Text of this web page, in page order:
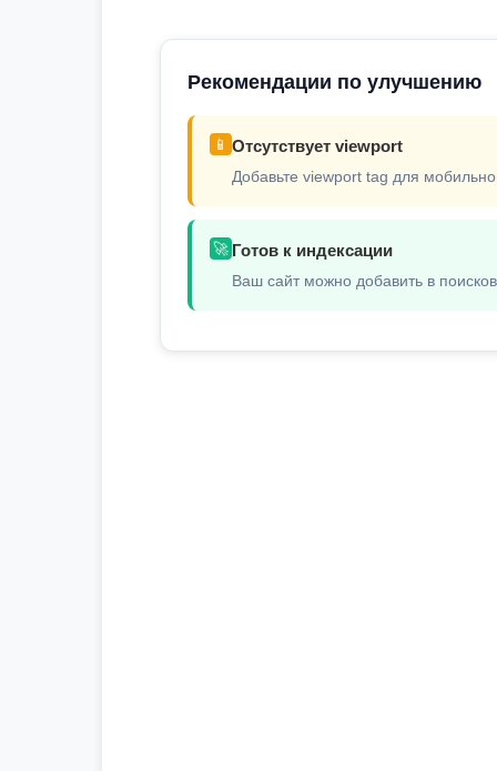
Рекомендации по улучшению
📱 Отсутствует viewport
Добавьте viewport tag для
🚀 Готов к индексации
Ваш сайт можно добавить в